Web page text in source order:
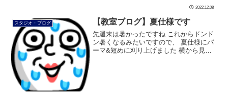
2022.12.08
スタジオ・ブログ 【教室ブログ】夏仕様です
先週末は暑かったですね これからドンド
ン暑くなるみたいですので、 夏仕様にパ
ーマ&短めに刈り上げました 横から見る